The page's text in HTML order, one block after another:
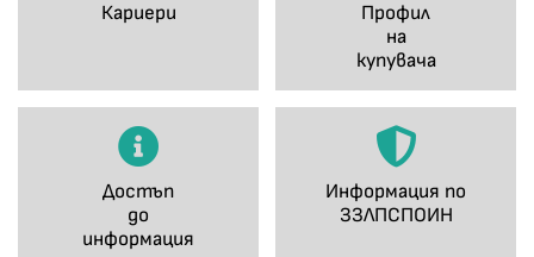
Кариери
Профил
на
купувача
Достъп
до
информация
Информация по
ЗЗЛПСПОИН